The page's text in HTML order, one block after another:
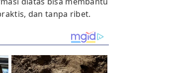
dan tanpa ribet.